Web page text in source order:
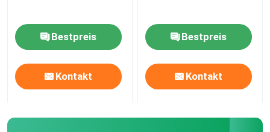
Bestpreis
Kontakt
Bestpreis
Kontakt